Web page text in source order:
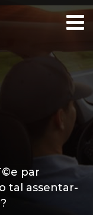
par
tal assentar-